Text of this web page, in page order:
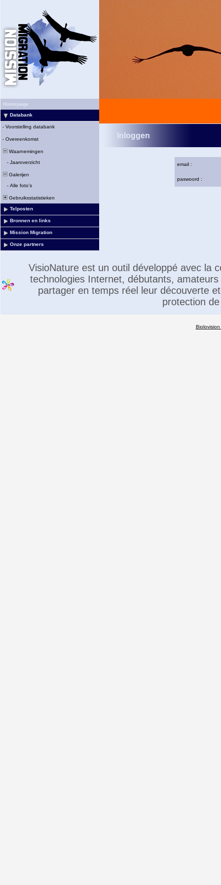
Homepage
Databank
- Voorstelling databank
- Overeenkomst
Waarnemingen
- Jaaroverzicht
Galerijen
- Alle foto's
Gebruiksstatistieken
Telposten
Bronnen en links
Mission Migration
Onze partners
Inloggen
email :
paswoord :
VisioNature est un outil développé avec la
technologies Internet, débutants,
partager en temps réel leur découverte
protection
Biolovision